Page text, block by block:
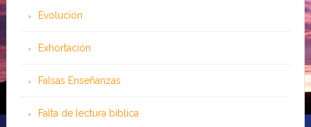
Evolución
Exhortación
Falsas Enseñanzas
Falta de lectura bíblica